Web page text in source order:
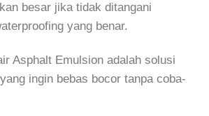
besar jika tidak ditangani
yang benar.
Asphalt Emulsion adalah solusi
ingin bebas bocor tanpa coba-